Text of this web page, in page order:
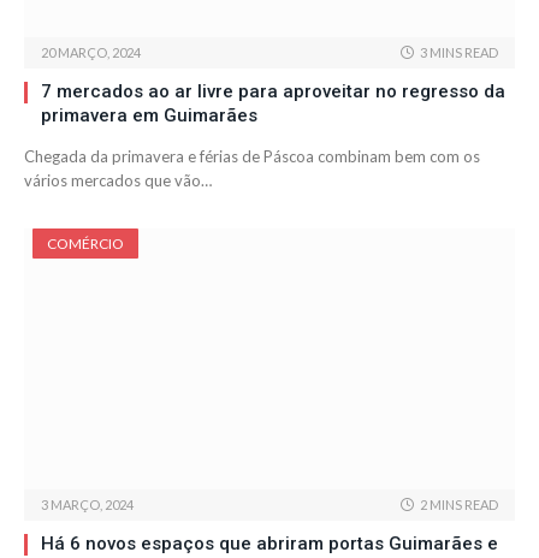
20 MARÇO, 2024 3 MINS READ
7 mercados ao ar livre para aproveitar no regresso da
primavera em Guimarães
Chegada da primavera e férias de Páscoa combinam bem com os
vários mercados que vão…
COMÉRCIO
3 MARÇO, 2024 2 MINS READ
Há 6 novos espaços que abriram portas Guimarães e